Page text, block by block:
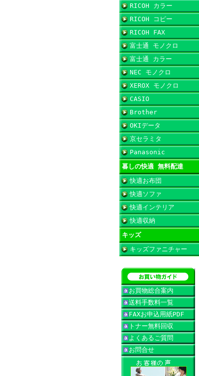
RICOH カラー
RICOH コピー
RICOH FAX
富士通 モノクロ
富士通 カラー
NEC モノクロ
XEROX モノクロ
CASIO
Brother
OKIデータ
京セラミタ
Panasonic
暮しの快適 無料配達
快適お布団
快適ソファ
快適インテリア
快適収納
キッズ
キッズファニチャー
お買物総合案内
送料手数料一覧
FAXお申込用紙PDF
トナー無料回収
よくあるご質問
お問合せ